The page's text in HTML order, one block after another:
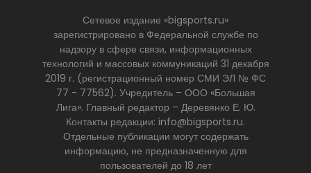
Сетевое издание «bigsports.ru»
зарегистрировано в Федеральной службе по
надзору в сфере связи, информационных
технологий и массовых коммуникаций 31 декабря
2019 г. (регистрационный номер СМИ ЭЛ № ФС
77 - 77562). Учредитель – ООО «Большая
Лига». Главный редактор – Деревянко Е. Ю.
Контакты редакции: info@bigsports.ru.
Отдельные публикации могут содержать
информацию, не предназначенную для
пользователей до 18 лет